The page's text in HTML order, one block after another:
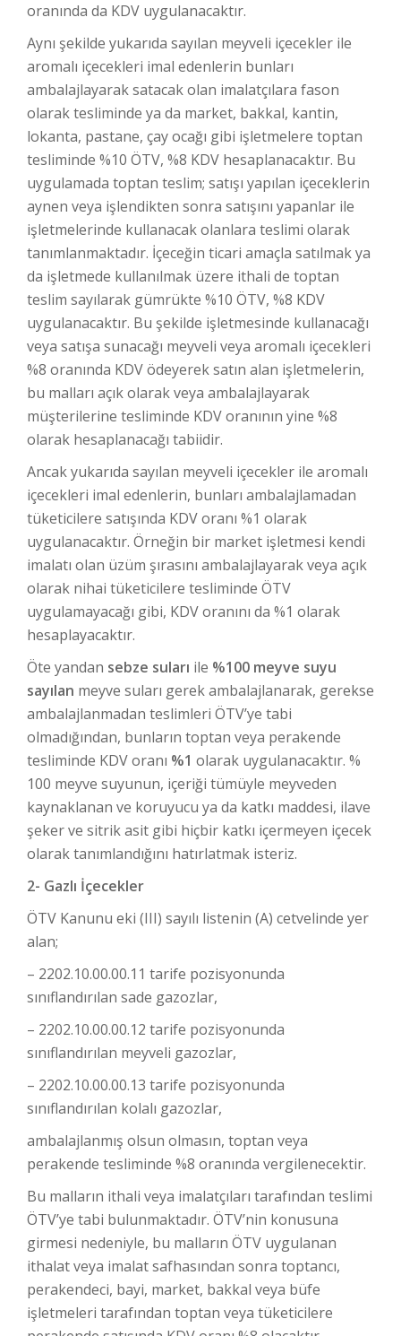
oranında da KDV uygulanacaktır.
Aynı şekilde yukarıda sayılan meyveli içecekler ile
aromalı içecekleri imal edenlerin bunları
ambalajlayarak satacak olan imalatçılara fason
olarak tesliminde ya da market, bakkal, kantin,
lokanta, pastane, çay ocağı gibi işletmelere toptan
tesliminde %10 ÖTV, %8 KDV hesaplanacaktır. Bu
uygulamada toptan teslim; satışı yapılan içeceklerin
aynen veya işlendikten sonra satışını yapanlar ile
işletmelerinde kullanacak olanlara teslimi olarak
tanımlanmaktadır. İçeceğin ticari amaçla satılmak ya
da işletmede kullanılmak üzere ithali de toptan
teslim sayılarak gümrükte %10 ÖTV, %8 KDV
uygulanacaktır. Bu şekilde işletmesinde kullanacağı
veya satışa sunacağı meyveli veya aromalı içecekleri
%8 oranında KDV ödeyerek satın alan işletmelerin,
bu malları açık olarak veya ambalajlayarak
müşterilerine tesliminde KDV oranının yine %8
olarak hesaplanacağı tabiidir.
Ancak yukarıda sayılan meyveli içecekler ile aromalı
içecekleri imal edenlerin, bunları ambalajlamadan
tüketicilere satışında KDV oranı %1 olarak
uygulanacaktır. Örneğin bir market işletmesi kendi
imalatı olan üzüm şırasını ambalajlayarak veya açık
olarak nihai tüketicilere tesliminde ÖTV
uygulamayacağı gibi, KDV oranını da %1 olarak
hesaplayacaktır.
Öte yandan sebze suları ile %100 meyve suyu
sayılan meyve suları gerek ambalajlanarak, gerekse
ambalajlanmadan teslimleri ÖTV’ye tabi
olmadığından, bunların toptan veya perakende
tesliminde KDV oranı %1 olarak uygulanacaktır. %
100 meyve suyunun, içeriği tümüyle meyveden
kaynaklanan ve koruyucu ya da katkı maddesi, ilave
şeker ve sitrik asit gibi hiçbir katkı içermeyen içecek
olarak tanımlandığını hatırlatmak isteriz.
2- Gazlı İçecekler
ÖTV Kanunu eki (III) sayılı listenin (A) cetvelinde yer
alan;
– 2202.10.00.00.11 tarife pozisyonunda
sınıflandırılan sade gazozlar,
– 2202.10.00.00.12 tarife pozisyonunda
sınıflandırılan meyveli gazozlar,
– 2202.10.00.00.13 tarife pozisyonunda
sınıflandırılan kolalı gazozlar,
ambalajlanmış olsun olmasın, toptan veya
perakende tesliminde %8 oranında vergilenecektir.
Bu malların ithali veya imalatçıları tarafından teslimi
ÖTV’ye tabi bulunmaktadır. ÖTV’nin konusuna
girmesi nedeniyle, bu malların ÖTV uygulanan
ithalat veya imalat safhasından sonra toptancı,
perakendeci, bayi, market, bakkal veya büfe
işletmeleri tarafından toptan veya tüketicilere